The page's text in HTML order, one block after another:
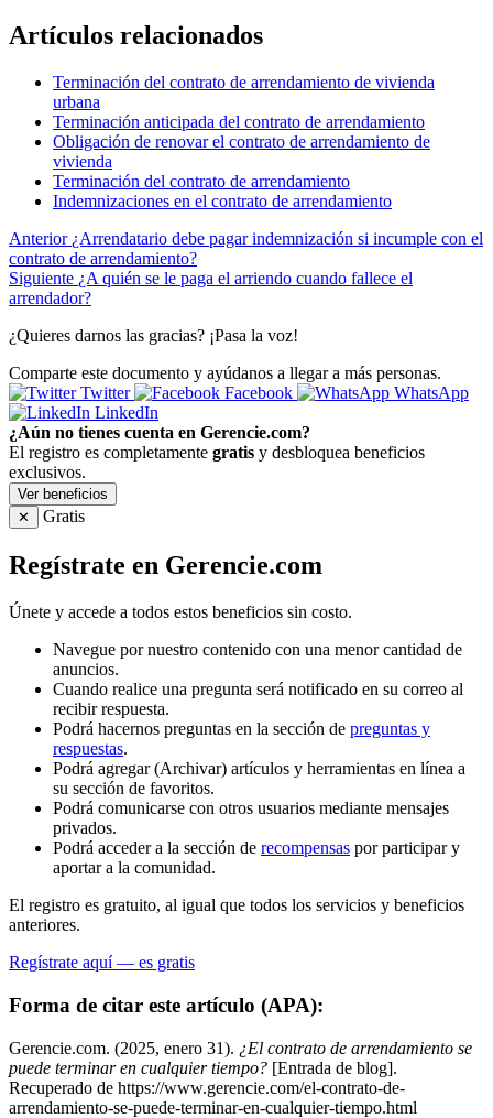
Artículos relacionados
Terminación del contrato de arrendamiento de vivienda
urbana
Terminación anticipada del contrato de arrendamiento
Obligación de renovar el contrato de arrendamiento de
vivienda
Terminación del contrato de arrendamiento
Indemnizaciones en el contrato de arrendamiento
Anterior ¿Arrendatario debe pagar indemnización si incumple con el
contrato de arrendamiento?
Siguiente ¿A quién se le paga el arriendo cuando fallece el
arrendador?
¿Quieres darnos las gracias? ¡Pasa la voz!
Comparte este documento y ayúdanos a llegar a más personas.
Twitter
Facebook
WhatsApp
LinkedIn
¿Aún no tienes cuenta en Gerencie.com?
El registro es completamente gratis y desbloquea beneficios
exclusivos.
Ver beneficios
✕
Gratis
Regístrate en Gerencie.com
Únete y accede a todos estos beneficios sin costo.
Navegue por nuestro contenido con una menor cantidad de
anuncios.
Cuando realice una pregunta será notificado en su correo al
recibir respuesta.
Podrá hacernos preguntas en la sección de preguntas y
respuestas.
Podrá agregar (Archivar) artículos y herramientas en línea a
su sección de favoritos.
Podrá comunicarse con otros usuarios mediante mensajes
privados.
Podrá acceder a la sección de recompensas por participar y
aportar a la comunidad.
El registro es gratuito, al igual que todos los servicios y beneficios
anteriores.
Regístrate aquí — es gratis
Forma de citar este artículo (APA):
Gerencie.com. (2025, enero 31). ¿El contrato de arrendamiento se
puede terminar en cualquier tiempo? [Entrada de blog].
Recuperado de https://www.gerencie.com/el-contrato-de-
arrendamiento-se-puede-terminar-en-cualquier-tiempo.html